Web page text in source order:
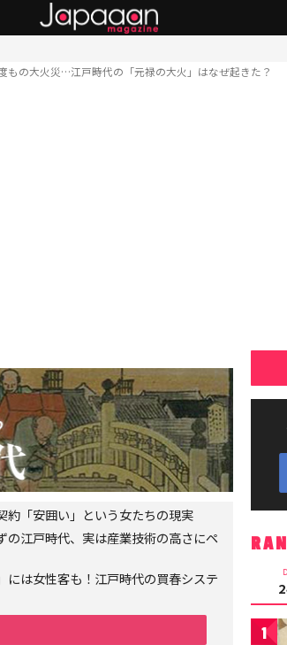
もの大火災…江戸時代の「元禄の大火」はなぜ起きた？
約「安囲い」という女たちの現実
の江戸時代、実は産業技術の高さにペ
は女性客も！江戸時代の買春システ
1